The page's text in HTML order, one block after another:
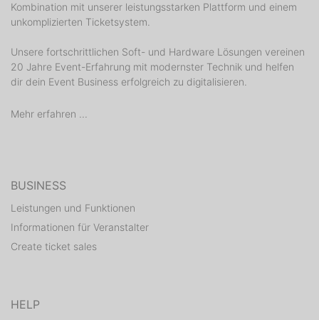
Kombination mit unserer leistungsstarken Plattform und einem
unkomplizierten Ticketsystem.
Unsere fortschrittlichen Soft- und Hardware Lösungen vereinen
20 Jahre Event-Erfahrung mit modernster Technik und helfen
dir dein Event Business erfolgreich zu digitalisieren.
Mehr erfahren ...
BUSINESS
Leistungen und Funktionen
Informationen für Veranstalter
Create ticket sales
HELP